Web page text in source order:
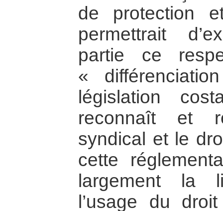
de protection
permettrait
partie ce
«
législation
reconnaît et
syndical et le
cette
largement la
l’usage du